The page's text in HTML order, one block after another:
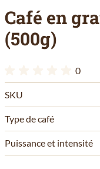
Café en
(500g)
0
SKU
Type de café
Puissance et intensité